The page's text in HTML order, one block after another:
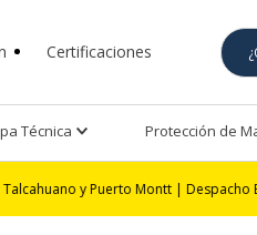
Certificaciones
Técnica Protección de
y Puerto Montt | Despacho Exprés 24